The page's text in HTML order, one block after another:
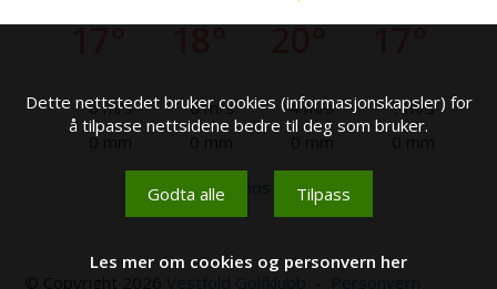
17°
6 m/s
0 mm
18°
6 m/s
20°
4 m/s
0 mm
17°
1 m/s
Se mer hos yr.no
Dette nettstedet bruker cookies (informasjonskapsler) for
å tilpasse nettsidene bedre til deg som bruker.
Godta alle Tilpass
Les mer om cookies og personvern her